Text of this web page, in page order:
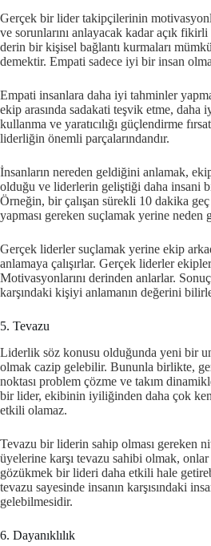
Gerçek bir lider takipçilerinin
ve sorunlarını anlayacak kadar açık
derin bir kişisel bağlantı kurmaları
demektir. Empati sadece iyi bir insan
Empati insanlara daha iyi tahminler
ekip arasında sadakati teşvik etme, daha
kullanma ve yaratıcılığı güçlendirme
liderliğin önemli parçalarındandır.
İnsanların nereden geldiğini anlamak,
olduğu ve liderlerin geliştiği daha insani
Örneğin, bir çalışan sürekli 10 dakika
yapması gereken suçlamak yerine neden
Gerçek liderler suçlamak yerine ekip
anlamaya çalışırlar. Gerçek liderler
Motivasyonlarını derinden anlarlar.
karşındaki kişiyi anlamanın değerini
5. Tevazu
Liderlik söz konusu olduğunda yeni bir
olmak cazip gelebilir. Bununla birlikte,
noktası problem çözme ve takım
bir lider, ekibinin iyiliğinden daha çok
etkili olamaz.
Tevazu bir liderin sahip olması gereken
üyelerine karşı tevazu sahibi olmak, onlar
gözükmek bir lideri daha etkili hale
tevazu sayesinde insanın karşısındaki
gelebilmesidir.
6. Dayanıklılık